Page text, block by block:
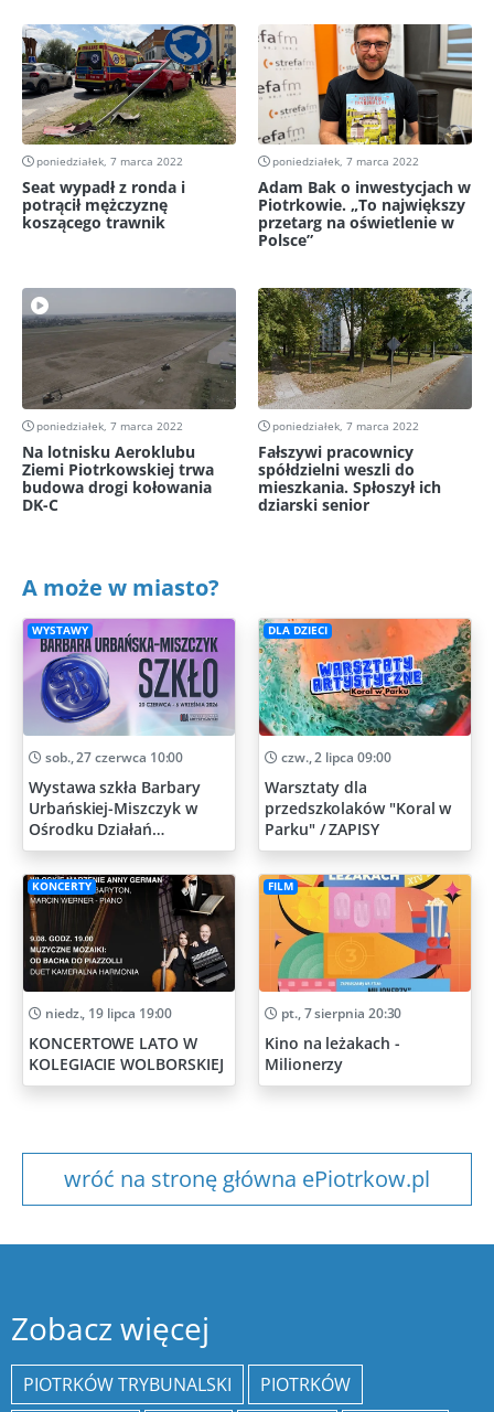
poniedziałek, 7 marca 2022
Seat wypadł z ronda i
potrącił mężczyznę
koszącego trawnik
poniedziałek, 7 marca 2022
Adam Bak o inwestycjach w
Piotrkowie. „To największy
przetarg na oświetlenie w
Polsce”
poniedziałek, 7 marca 2022
Na lotnisku Aeroklubu
Ziemi Piotrkowskiej trwa
budowa drogi kołowania
DK-C
poniedziałek, 7 marca 2022
Fałszywi pracownicy
spółdzielni weszli do
mieszkania. Spłoszył ich
dziarski senior
A może w miasto?
WYSTAWY
sob., 27 czerwca 10:00
Wystawa szkła Barbary
Urbańskiej-Miszczyk w
Ośrodku Działań
Artystycznych
DLA DZIECI
czw., 2 lipca 09:00
Warsztaty dla
przedszkolaków "Koral w
Parku" / ZAPISY
KONCERTY
niedz., 19 lipca 19:00
KONCERTOWE LATO W
KOLEGIACIE WOLBORSKIEJ
FILM
pt., 7 sierpnia 20:30
Kino na leżakach -
Milionerzy
wróć na stronę główna ePiotrkow.pl
Zobacz więcej
PIOTRKÓW TRYBUNALSKI
PIOTRKÓW